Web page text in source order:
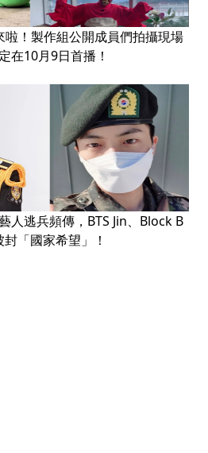
啦！製作組公開成員們拍攝現場
在10月9日首播！
人逃兵頻傳，BTS Jin、Block B
「國家希望」！